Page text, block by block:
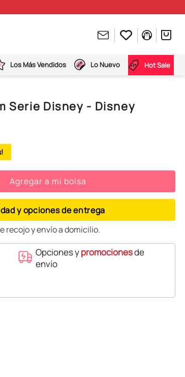
Los Más Vendidos Lo Nuevo Hot Sale
Serie Disney - Disney
Agregar a mi bolsa
y opciones de entrega
recojo y envío a domicilio.
Opciones ypromocionesde
envío